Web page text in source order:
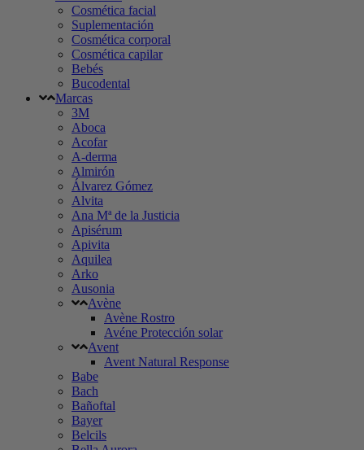
Cosmética facial
Suplementación
Cosmética corporal
Cosmética capilar
Bebés
Bucodental
Marcas
3M
Aboca
Acofar
A-derma
Almirón
Álvarez Gómez
Alvita
Ana Mª de la Justicia
Apisérum
Apivita
Aquilea
Arko
Ausonia
Avène
Avène Rostro
Avéne Protección solar
Avent
Avent Natural Response
Babe
Bach
Bañoftal
Bayer
Belcils